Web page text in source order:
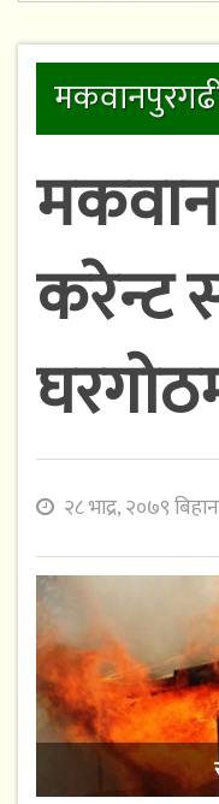
करेन्ट
२८ भाद्र, २०७९